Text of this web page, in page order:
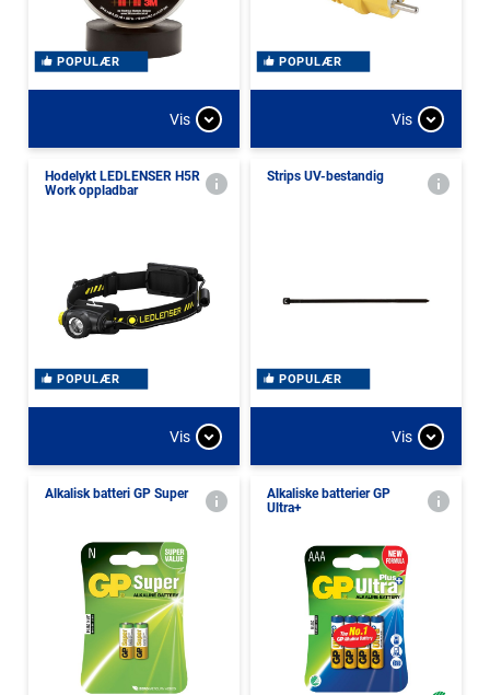
POPULÆR
Vis
POPULÆR
Vis
Hodelykt LEDLENSER H5R
Work oppladbar
POPULÆR
Vis
Strips UV-bestandig
POPULÆR
Vis
Alkalisk batteri GP Super
Alkaliske batterier GP
Ultra+